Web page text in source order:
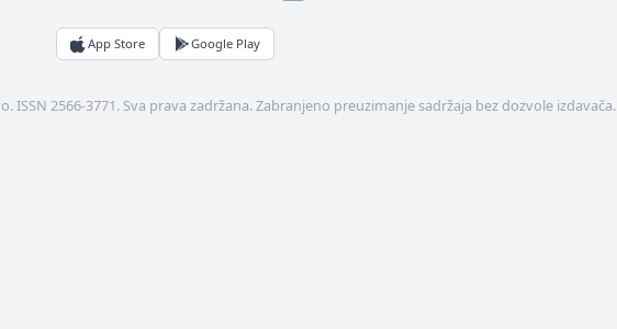
App Store Google Play
ISSN 2566-3771. Sva prava zadržana. Zabranjeno preuzimanje sadržaja bez dozvole izdavača.